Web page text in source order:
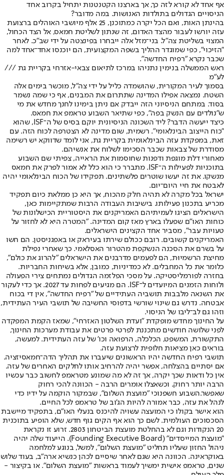
אף אחד לא קורא לזה כך, אך בארצנו הקטנטנות יתחיל בקרוב אחד
הניסויים הגדולים בתולדות האנושות. במה מדובר?
בהינתן האות, ואם הכל יקרה כמתוכנן, 25 אלף מיושבי האוהלים ברצועת
עזה יורשו לעבור מהצד האדום, זה שנתון לשליטת חמאס, אל הצד הכחול,
המצוי בשליטת צה"ל. בני־מזל אלה ייבחרו בפינצטה על ידי שב"כ. לאחר
"הזיכוי", כפי שמוגדר ההליך בשפה המקצועית, הם יוכנסו אחד־אחד למה
שכבר נקרא "רפיח החדשה".
ראש הממשלה בנימין נתניהו במרכז לתיאום צבאי-אזרחי בקריית גת ///
לע"מ
בסמוך לעיר המקורית, שהושמדה כליל על ידי צה"ל, מוכשר בימים אלה
השטח. נמצאה אפילו המדינה שתתרום את המבנים, אף כי שמה נשמר
בסוד. במתחם הניסיוני הזה ייבדק אם ניתן בימינו לחנך מחדש את מי
ש"נולדים עם הנשק בפה", כפי שתיאר השבוע טראמפ את חמאס.
כיצד ייעשה הדבר? ליד השכונה הניסיונית יוקם בסיס של ה־ISF, שהוא
"כוח הייצוב הבינלאומי". רשמית, שום מדינה לא הצטרפה לכוח הזה. עם
זאת, במפקדת עזה הבינלאומית בקריית גת, אני לומד שדווקא יש רשימה
מסודרת של צבאות שכבר הסכימו לשלוח את אנשיהם.
מאחורי דלת מוגפת ודפנות שחוסמות את הראייה, צפיתי שם השבוע
בתוכניות לפעילות ה־ISF. מתברר כי הוא כלל לא אמור לפרק את חמאס
מנשקו. את זה יעשו שוטרים פלשתינים. תפקידו של הכוח הבינלאומי יהיה
לאבטח את חיי היום־יום.
ישראל בכל מקרה לא תהיה חלק מהכוח, אך היא כן ממלאת כיום תפקיד
מכריע בתכנון פעילותו. בישיבות העבודה הרבות שמתקיימות כאן,
הישראלים הציגו לעמיתיהם האמריקנים את היסטוריית הכישלונות של
כוחות האו"ם שפעלו בארץ מאז קום המדינה. "המטרה היא לא לחזור על
טעויות עבר", מסביר אחד הקצינים הישראלים.
האמריקנים קשובים. רובם ככולם שירתו בעיראק או באפגניסטן. הם חשו
על בשרם את הסכנה הנשקפת מהטרור האסלאמי. כך שאחרי נפילת
מחיצת הרשמיוּת, הם לפעמים מדרבנים את הישראלים "להרוג את כולם",
כלומר את כל המחבלים. לא כמדיניות, כמובן, אלא בשיחות החבריות.
בחזרה לפורמליסטיקה. על מסכי הפלזמה הגדולים נמתחים צירי הפעולה
ולוחות הזמנים המיועדים ל־ISF. הם מגיעים לפחות עד 2027. אך כדי לעקור
את השנאה מלבבות תושביה העתידיים של "רפיח החדשה", אין די בכוח
אבטחה. נדרש גם שינוי שורשי בדפוסי החשיבה של תושבי העיר העתידית,
וזהו גם לב־ליבו של הניסוי.
על החינוך מחדש מופקדת "ועדת השלטון האזרחי", שמאז הקמת המפקדה
לפני שלושה חודשים מתכננת לפרטי פרטים את עבודת מערכות החינוך,
התקשורת, המשפט, הכלכלה, הרפואה וכו' של עזה העתידית. למעשה,
בוראים כאן מציאות חלופית לרצועת עזה.
תושבי רפיח החדשה יהיו הראשונים שיעברו את תהליך הדה־חמאסיזציה.
אם יסתיים בהצלחה, אפשר יהיה להרחיב אותו לחלקים האחרים של עזה.
אין כל ודאות שכך יקרה, אך זה לא מה שמונע מטראמפ לחשוב כבר עכשיו
הרבה יותר רחוק. וכשאצלו אומרים הרבה - הכוונה להכי רחוק
שאפשר.השבוע חשפנוכי "מועצת השלום", שבמקור הוקמה על ידיו כדי
לנהל את עזה, כבר אמורה להיות הג'וב של טראמפ לכל החיים.
הוא אישר בקולו כי המועצה עשויה להיכנס בנעלי האו"ם, בתפקיד מיישבת
הסכסוכים העולמית. לשם כך הוא אף הקים גוף חדש, שלא הופיע בתוכנית
20 הנקודות וגם לא בהחלטת מועצת הביטחון 2803. זרוע זו נקראת
"מועצת המייסדים" (Founding Executive Board). הייעוד שלה יהיה
ניהול החזון שעליו תחליט "מועצת השלום", למשל, בנוגע למלחמה
באוקראינה. הכוונה היא שגם לאחר שיסיים לכהן כנשיא ארה"ב, בעוד שלוש
שנים, טראמפ אישית ימשיך לעמוד בראשות "מועצת השלום". או בקיצור -